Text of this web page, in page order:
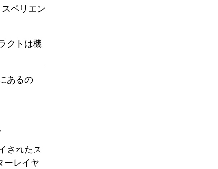
ペリエン
クトは機
あるの
されたス
ーレイヤ